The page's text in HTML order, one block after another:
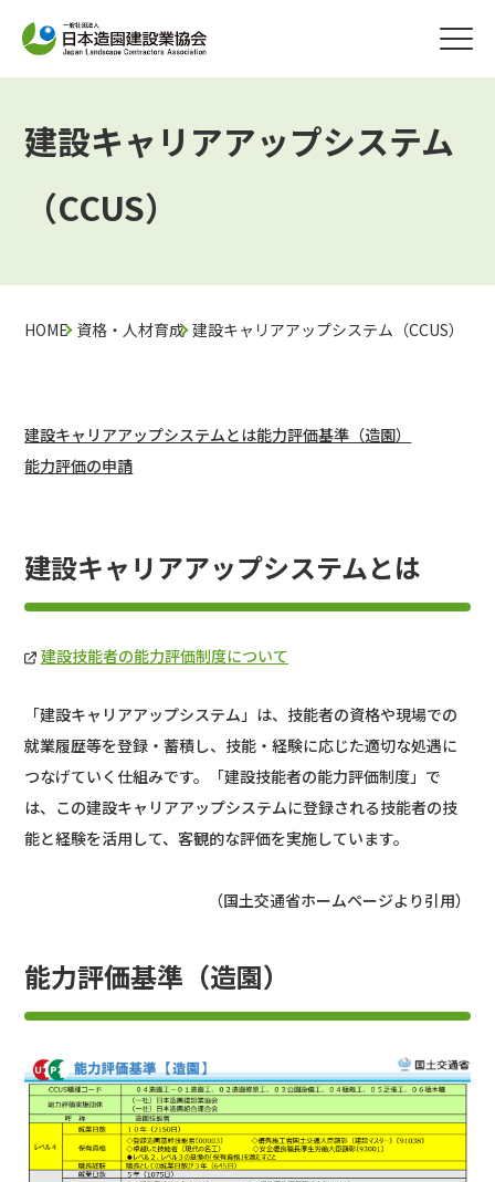
建設キャリアアップシステム
（CCUS）
HOME
|
資格・人材育成
|
建設キャリアアップシステム（CCUS）
建設キャリアアップシステムとは能力評価基準（造園）
能力評価の申請
建設キャリアアップシステムとは
建設技能者の能力評価制度について
「建設キャリアアップシステム」は、技能者の資格や現場での
就業履歴等を登録・蓄積し、技能・経験に応じた適切な処遇に
つなげていく仕組みです。「建設技能者の能力評価制度」で
は、この建設キャリアアップシステムに登録される技能者の技
能と経験を活用して、客観的な評価を実施しています。
（国土交通省ホームページより引用）
能力評価基準（造園）